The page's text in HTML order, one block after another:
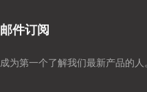
邮件订阅
成为第一个了解我们最新产品的人